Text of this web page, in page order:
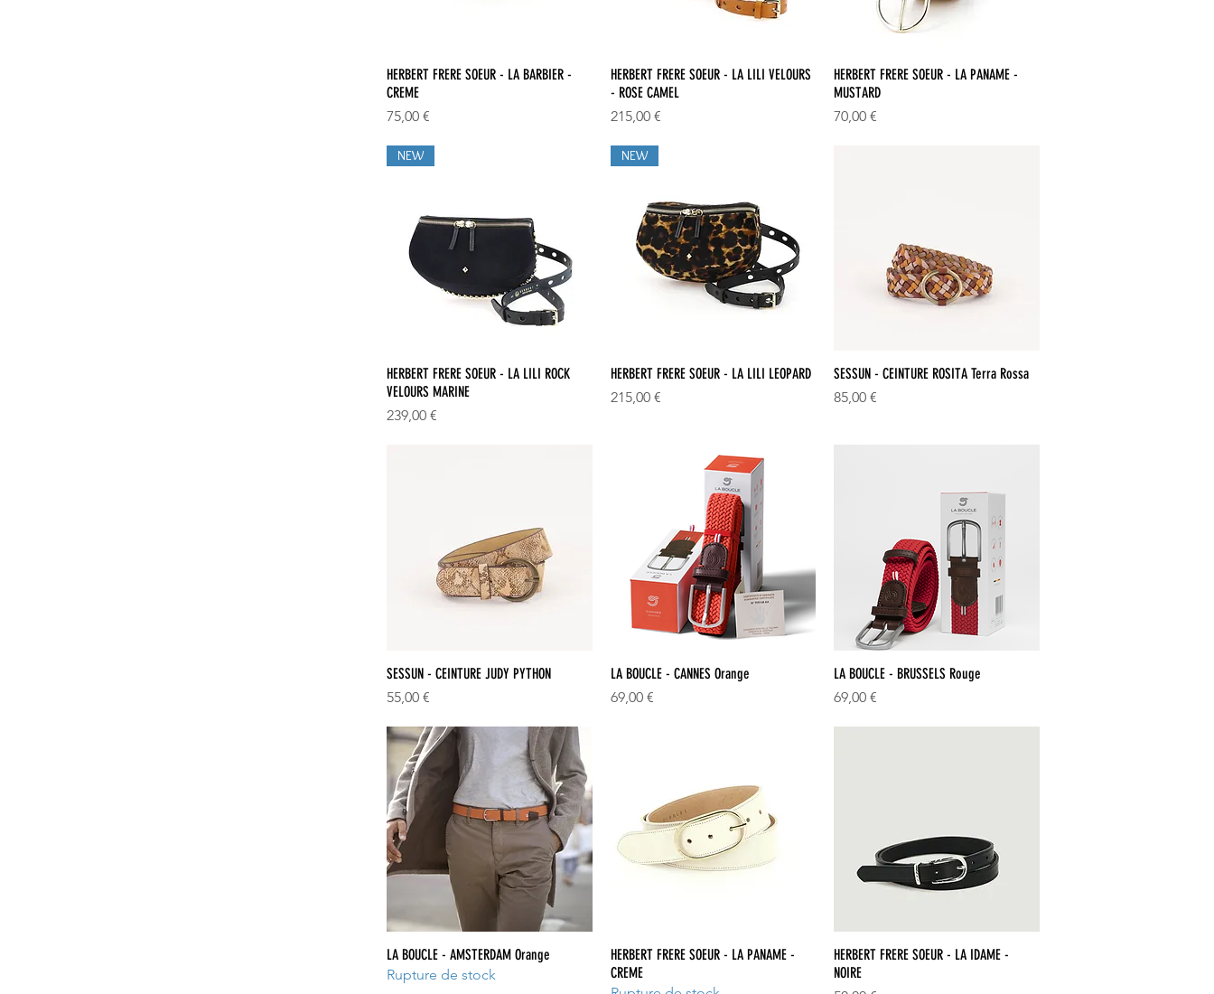
Aperçu rapide
HERBERT FRERE SOEUR - LA BARBIER -
CREME
Prix
75,00 €
Aperçu rapide
HERBERT FRERE SOEUR - LA LILI VELOURS
- ROSE CAMEL
Prix
215,00 €
Aperçu rapide
HERBERT FRERE SOEUR - LA PANAME -
MUSTARD
Prix
70,00 €
Aperçu rapide
NEW
HERBERT FRERE SOEUR - LA LILI ROCK
VELOURS MARINE
Prix
239,00 €
Aperçu rapide
NEW
HERBERT FRERE SOEUR - LA LILI LEOPARD
Prix
215,00 €
Aperçu rapide
SESSUN - CEINTURE ROSITA Terra Rossa
Prix
85,00 €
Aperçu rapide
SESSUN - CEINTURE JUDY PYTHON
Prix
55,00 €
Aperçu rapide
LA BOUCLE - CANNES Orange
Prix
69,00 €
Aperçu rapide
LA BOUCLE - BRUSSELS Rouge
Prix
69,00 €
Aperçu rapide
LA BOUCLE - AMSTERDAM Orange
Rupture de stock
Aperçu rapide
HERBERT FRERE SOEUR - LA PANAME -
CREME
Aperçu rapide
HERBERT FRERE SOEUR - LA IDAME -
NOIRE